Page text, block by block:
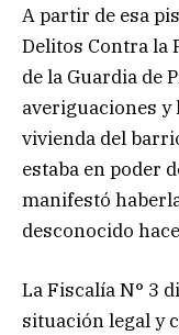
A partir de esa
Delitos Contra la
de la Guardia de
averiguaciones
vivienda del
estaba en poder
manifestó
desconocido
La Fiscalía N° 3
situación legal y